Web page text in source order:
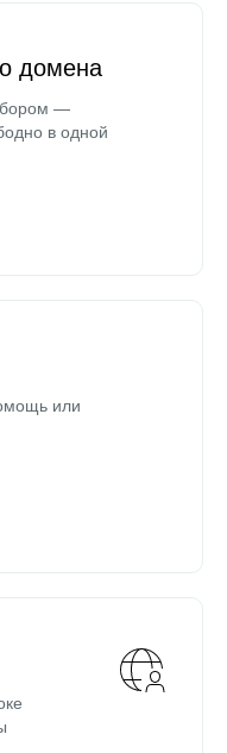
домена
—
в одной
или